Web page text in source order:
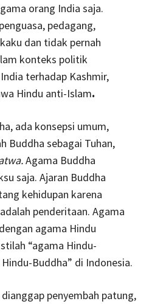
orang India saja.
pedagang,
dan tidak pernah
konteks politik
terhadap Kashmir,
Hindu anti-Islam.
ada konsepsi umum,
Buddha sebagai Tuhan,
Agama Buddha
saja. Ajaran Buddha
kehidupan karena
penderitaan. Agama
agama Hindu
“agama Hindu-
Buddha” di Indonesia.
penyembah patung,